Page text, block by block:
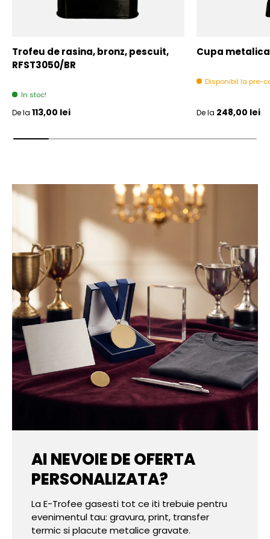
Trofeu de rasina, bronz, pescuit,
RFST3050/BR
In stoc!
Pret initial
De la 113,00 lei
Cupa
Disponibil la pre-
Pret initial
De la 248,00 lei
AI NEVOIE DE OFERTA
PERSONALIZATA?
La E-Trofee gasesti tot ce iti trebuie pentru
evenimentul tau: gravura, print, transfer
termic si placute metalice gravate.